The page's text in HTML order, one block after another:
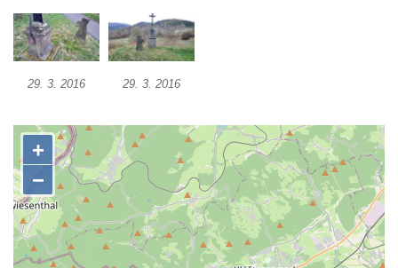
Kamenný kříž (0741) v parku v Mostecké
ulici ve Vtelně
Kamenný kříž (0407) v Rabštejně nad
Střelou
Kamenný kříž zvaný Engelův (0060) v
Brtníkách
Kamenný kříž (0425) za kostelem svatého
Havla ve Chlumci
29. 3. 2016 29. 3. 2016